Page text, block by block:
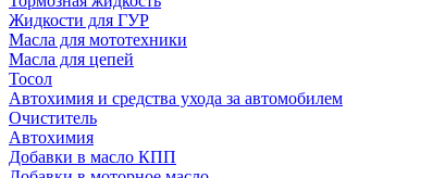
Жидкости для ГУР
Масла для мототехники
Масла для цепей
Тосол
Автохимия и средства ухода за автомобилем
Очиститель
Автохимия
Добавки в масло КПП